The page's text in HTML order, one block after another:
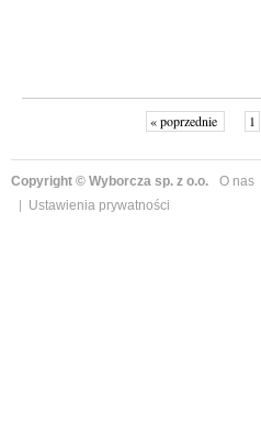
« poprzednie 1
Copyright © Wyborcza sp. z o.o. O nas
Ustawienia prywatności